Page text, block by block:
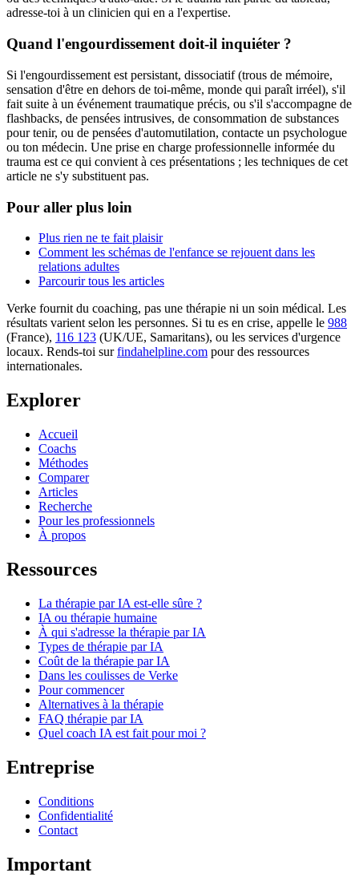
adresse-toi à un clinicien qui en a l'expertise.
Quand l'engourdissement doit-il inquiéter ?
Si l'engourdissement est persistant, dissociatif (trous de mémoire,
sensation d'être en dehors de toi-même, monde qui paraît irréel), s'il
fait suite à un événement traumatique précis, ou s'il s'accompagne de
flashbacks, de pensées intrusives, de consommation de substances
pour tenir, ou de pensées d'automutilation, contacte un psychologue
ou ton médecin. Une prise en charge professionnelle informée du
trauma est ce qui convient à ces présentations ; les techniques de cet
article ne s'y substituent pas.
Pour aller plus loin
Plus rien ne te fait plaisir
Comment les schémas de l'enfance se rejouent dans les
relations adultes
Parcourir tous les articles
Verke fournit du coaching, pas une thérapie ni un soin médical. Les
résultats varient selon les personnes. Si tu es en crise, appelle le 988
(France), 116 123 (UK/UE, Samaritans), ou les services d'urgence
locaux. Rends-toi sur findahelpline.com pour des ressources
internationales.
Explorer
Accueil
Coachs
Méthodes
Comparer
Articles
Recherche
Pour les professionnels
À propos
Ressources
La thérapie par IA est-elle sûre ?
IA ou thérapie humaine
À qui s'adresse la thérapie par IA
Types de thérapie par IA
Coût de la thérapie par IA
Dans les coulisses de Verke
Pour commencer
Alternatives à la thérapie
FAQ thérapie par IA
Quel coach IA est fait pour moi ?
Entreprise
Conditions
Confidentialité
Contact
Important